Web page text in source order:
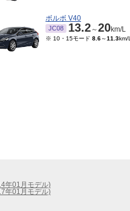
ボルボ V40
JC08 13.2～20km/L
※ 10・15モード 8.6～11.3km/L
年01月モデル)
年01月モデル)